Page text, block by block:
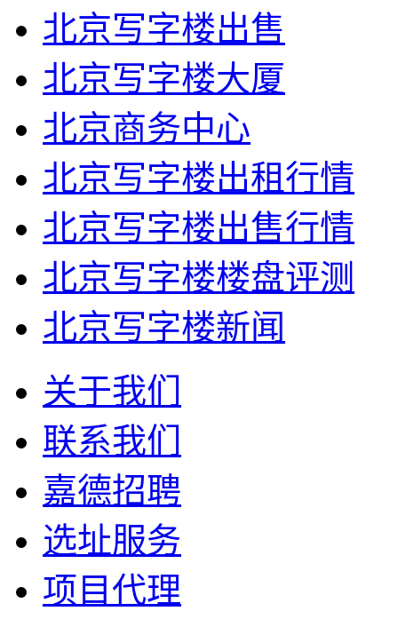
北京写字楼出售
北京写字楼大厦
北京商务中心
北京写字楼出租行情
北京写字楼出售行情
北京写字楼楼盘评测
北京写字楼新闻
关于我们
联系我们
嘉德招聘
选址服务
项目代理